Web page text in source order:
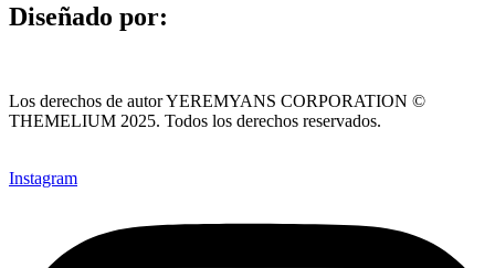
Diseñado por:
Los derechos de autor YEREMYANS CORPORATION ©
THEMELIUM 2025. Todos los derechos reservados.
Instagram